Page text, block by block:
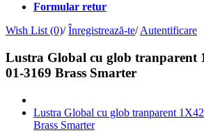
Formular retur
Wish List (0)/ Înregistrează-te/ Autentificare
Lustra Global cu glob tranparent
01-3169 Brass Smarter
Lustra Global cu glob tranparent
Brass Smarter